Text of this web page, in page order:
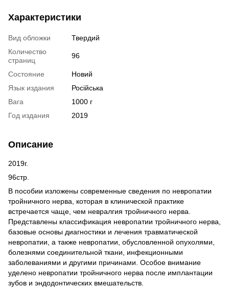
Характеристики
Вид обложки
Твердий
Количество
страниц
96
Состояние
Новий
Язык издания
Російська
Вага
1000 г
Год издания
2019
Описание
2019г.
96стр.
В пособии изложены современные сведения по невропатии
тройничного нерва, которая в клинической практике
встречается чаще, чем невралгия тройничного нерва.
Представлены классификация невропатии тройничного нерва,
базовые основы диагностики и лечения травматической
невропатии, а также невропатии, обусловленной опухолями,
болезнями соединительной ткани, инфекционными
заболеваниями и другими причинами. Особое внимание
уделено невропатии тройничного нерва после имплантации
зубов и эндодонтических вмешательств.